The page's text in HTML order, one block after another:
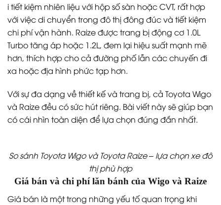
i tiết kiệm nhiên liệu với hộp số sàn hoặc CVT, rất hợp
với việc di chuyển trong đô thị đông đúc và tiết kiệm
chi phí vận hành. Raize được trang bị động cơ 1.0L
Turbo tăng áp hoặc 1.2L, đem lại hiệu suất mạnh mẽ
hơn, thích hợp cho cả đường phố lẫn các chuyến đi
xa hoặc địa hình phức tạp hơn.
Với sự đa dạng về thiết kế và trang bị, cả Toyota Wigo
và Raize đều có sức hút riêng. Bài viết này sẽ giúp bạn
có cái nhìn toàn diện để lựa chọn đúng đắn nhất.
So sánh Toyota Wigo và Toyota Raize – lựa chọn xe đô
thị phù hợp
Giá bán và chi phí lăn bánh của Wigo và Raize
Giá bán là một trong những yếu tố quan trọng khi